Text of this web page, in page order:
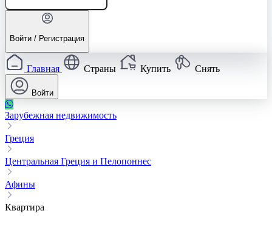
Войти / Регистрация
Главная Страны Купить Снять
Войти
Зарубежная недвижимость
Греция
Центральная Греция и Пелопоннес
Афины
Квартира